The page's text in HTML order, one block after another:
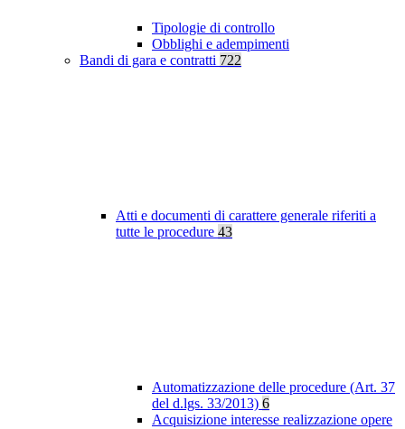
Tipologie di controllo
Obblighi e adempimenti
Bandi di gara e contratti 722
Atti e documenti di carattere generale riferiti a
tutte le procedure 43
Automatizzazione delle procedure (Art. 37
del d.lgs. 33/2013) 6
Acquisizione interesse realizzazione opere